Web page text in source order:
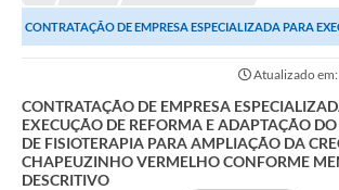
CONTRATAÇÃO DE EMPRESA ESPECIALIZADA PARA
REFORMA E ADAPTAÇÃO DO ANTIGO PRÉDIO DE
Atualizado
CONTRATAÇÃO DE EMPRESA
EXECUÇÃO DE REFORMA E ADAPTAÇÃO
DE FISIOTERAPIA PARA AMPLIAÇÃO DA
CHAPEUZINHO VERMELHO CONFORME
DESCRITIVO